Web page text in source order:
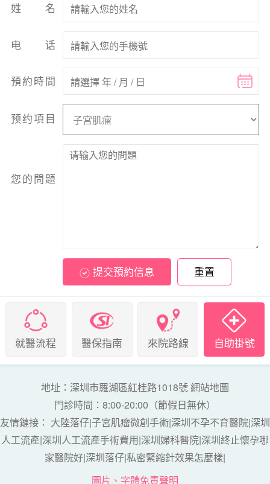
姓名
电话
預約時間
预约項目
您的問題
提交預約信息 重置
就醫流程 醫保指南 來院路線 自助掛號
地址：深圳市羅湖區紅桂路1018號網站地圖
門診時間：8:00-20:00（節假日無休）
友情鏈接： 大陸落仔|子宮肌瘤微創手術|深圳不孕不育醫院|深圳
人工流產|深圳人工流產手術費用|深圳婦科醫院|深圳終止懷孕哪
家醫院好|深圳落仔|私密緊縮針效果怎麼樣|
圖片、字體免責聲明